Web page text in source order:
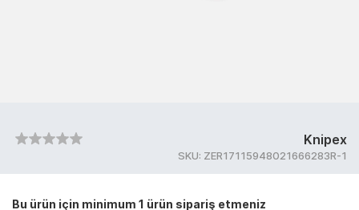
Knipex
SKU: ZER17115948021666283R-1
Bu ürün için minimum 1 ürün sipariş etmeniz